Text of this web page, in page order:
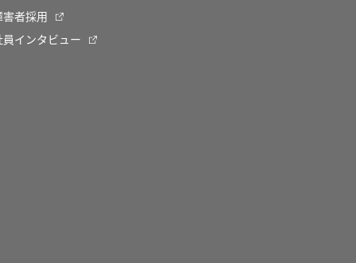
害者採用
員インタビュー